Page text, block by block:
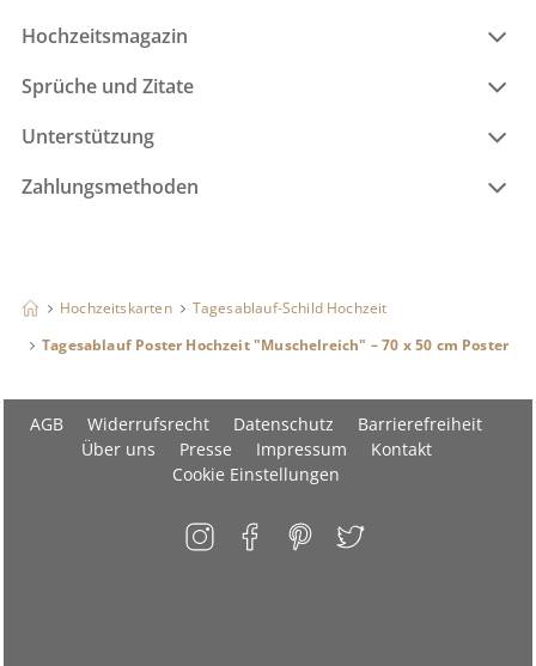
Hochzeitsmagazin
Sprüche und Zitate
Unterstützung
Zahlungsmethoden
Hochzeitskarten
Tagesablauf-Schild Hochzeit
Tagesablauf Poster Hochzeit "Muschelreich" – 70 x 50 cm Poster
AGB Widerrufsrecht Datenschutz
Barrierefreiheit
Über uns
Presse Impressum
Kontakt
Cookie Einstellungen